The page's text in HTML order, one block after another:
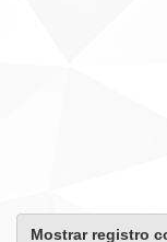
Mostrar registro